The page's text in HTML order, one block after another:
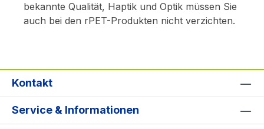
bekannte Qualität, Haptik und Optik müssen Sie
auch bei den rPET-Produkten nicht verzichten.
Kontakt
Service & Informationen